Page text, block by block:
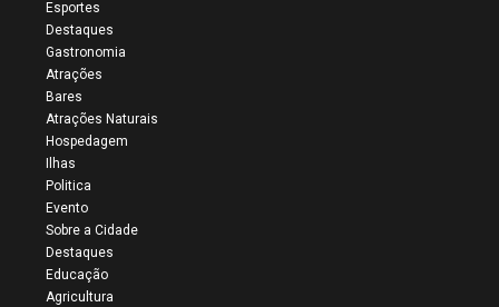
Esportes
Destaques
Gastronomia
Atrações
Bares
Atrações Naturais
Hospedagem
Ilhas
Politica
Evento
Sobre a Cidade
Destaques
Educação
Agricultura